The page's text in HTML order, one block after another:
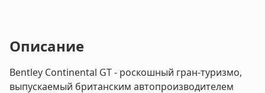
Описание
Bentley Continental GT - роскошный гран-туризмо,
выпускаемый британским автопроизводителем